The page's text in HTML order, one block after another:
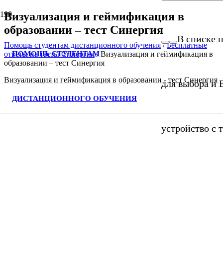
ПОМОЩЬ СТУДЕНТАМ
ДИСТАНЦИОННОГО ОБУЧЕНИЯ
В списке
для выбора и
устройство с
Визуализация и геймификация в
образовании – тест Синергия
Помощь студентам дистанционного обучения/Бесплатные
ответы на тесты Синергия/Визуализация и геймификация в
образовании – тест Синергия
Визуализация и геймификация в образовании - тест Синергия